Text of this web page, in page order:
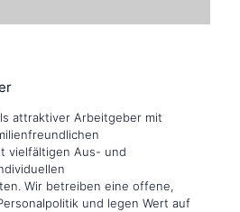
attraktiver Arbeitgeber mit
vielfältigen Aus- und
Wir betreiben eine offene,
und legen Wert auf